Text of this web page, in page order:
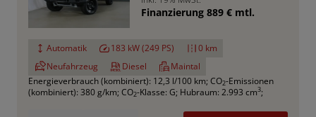
Finanzierung 889 € mtl.
Automatik 183 kW (249 PS)
0 km
Neufahrzeug
Diesel
Maintal
Energieverbrauch (kombiniert): 12,3 l/100 km; CO2-Emissionen
(kombiniert): 380 g/km; CO2-Klasse: G; Hubraum: 2.993 cm3;